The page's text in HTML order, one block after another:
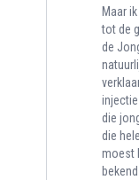
Maar
tot de
de
die
die
moest